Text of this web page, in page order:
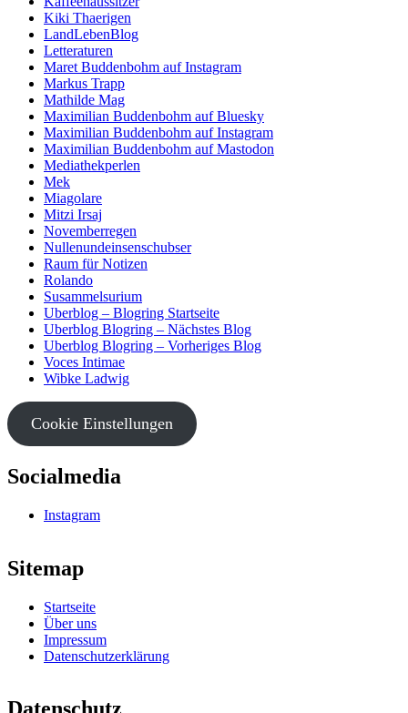
Kiki Thaerigen
LandLebenBlog
Letteraturen
Maret Buddenbohm auf Instagram
Markus Trapp
Mathilde Mag
Maximilian Buddenbohm auf Bluesky
Maximilian Buddenbohm auf Instagram
Maximilian Buddenbohm auf Mastodon
Mediathekperlen
Mek
Miagolare
Mitzi Irsaj
Novemberregen
Nullenundeinsenschubser
Raum für Notizen
Rolando
Susammelsurium
Uberblog – Blogring Startseite
Uberblog Blogring – Nächstes Blog
Uberblog Blogring – Vorheriges Blog
Voces Intimae
Wibke Ladwig
Cookie Einstellungen
Socialmedia
Instagram
Sitemap
Startseite
Über uns
Impressum
Datenschutzerklärung